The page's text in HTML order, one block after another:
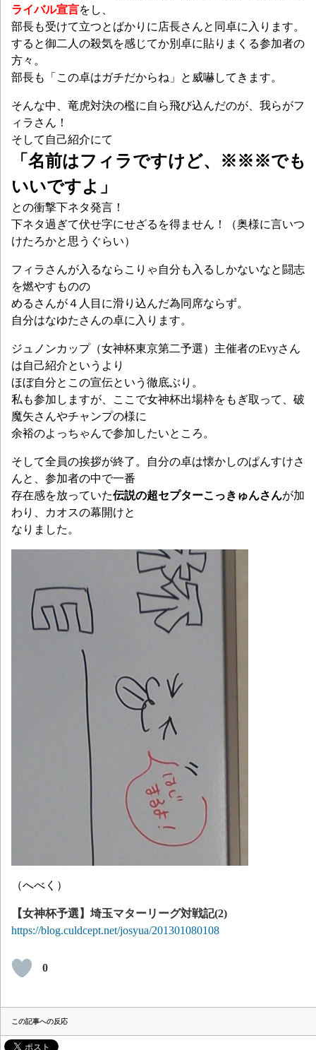
ライバル宣言をし、
部長も受けて立つとばかりに店長さんと同卓に入ります。
すると御二人の殺気を感じてか別卓に貼りまくる参加者の
方々。
部長も「この卓はガチだからね」と威嚇してきます。
そんな中、竜虎対決の檻に自ら飛び込んだのが、我らがフ
ィラさん！
そして自己紹介にて
「名前はフィラですけど、※※※でも
いいですよ」
との衝撃下ネタ発言！
下ネタ過ぎて伏せ字にせざるを得ません！（奥様に言いつ
けたろかと思うぐらい）
フィラさんが入るならこりゃ自分も入るしかないなと闘志
を燃やすものの
めるさんが４人目に滑り込んだ為同席ならず。
自分はなゆたさんの卓に入ります。
ジュノンカップ（女神杯東京第二予選）主催者のEvyさん
は自己紹介というより
ほぼ自分とこの宣伝という徹底ぶり。
私も参加しますが、ここで女神杯出場枠をもぎ取って、破
魔矢さんやチャンプの様に
余裕のよっちゃんで参加したいところ。
そして全員の挨拶が終了。自分の卓は懐かしのぱんすけさ
んと、参加者の中で一番
存在感を放っていた伝説の超セプターこっきゅんさんが加
わり、カオスの幕開けと
なりました。
（へべく）
【女神杯予選】埼玉マターリーグ対戦記(2)
https://blog.culdcept.net/josyua/201301080108
0
この記事への反応